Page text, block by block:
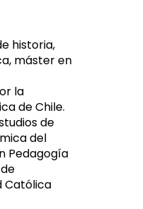
historia,
máster en
la
de Chile.
de
del
Pedagogía
Católica